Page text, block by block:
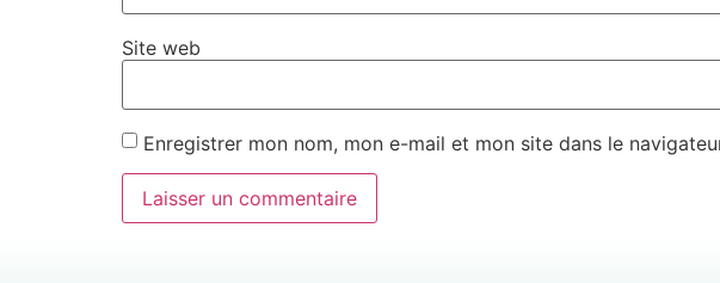
Site web
Enregistrer mon nom, mon e-mail et mon site dans le